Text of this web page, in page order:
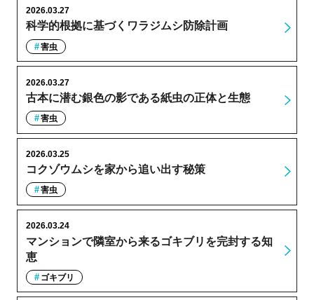
科学的根拠に基づくワラジムシ防除計画
2026.03.27
害虫
古本に潜む銀色の影である紙虫の正体と生態
2026.03.27
害虫
コクゾウムシを家から追い出す秘策
2026.03.25
害虫
マンションで隣室から来るゴキブリを完封する知
恵
2026.03.24
ゴキブリ